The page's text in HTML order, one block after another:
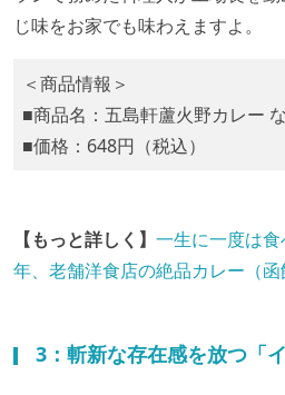
じ味をお家でも味わえますよ。
＜商品情報＞
■商品名：五島軒蘆火野カレー
■価格：648円（税込）
【もっと詳しく】 一生に一度は
年、老舗洋食店の絶品カレー（函
3：斬新な存在感を放つ「